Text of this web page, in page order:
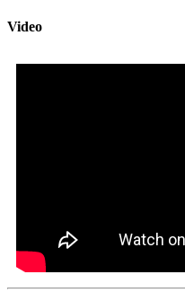
Video